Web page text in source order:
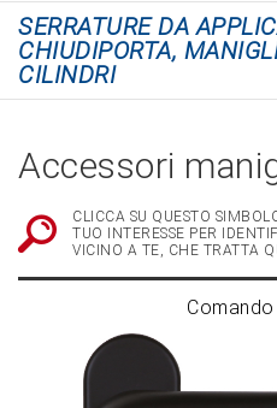
SERRATURE DA
CHIUDIPORTA,
CILINDRI
Accessori
CLICCA SU QUESTO
TUO INTERESSE PER
VICINO A TE, CHE TRATTA